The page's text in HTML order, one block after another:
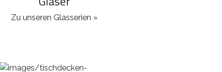
Zu unseren Glasserien »